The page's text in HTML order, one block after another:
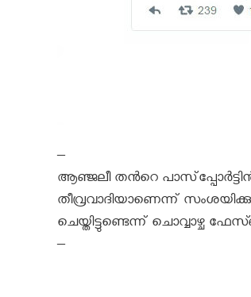
–
ആഞ്ജലീ തന്‍റെ
തീവ്രവാദിയാണെന്ന്‍
ചെയ്തിട്ടുണ്ടെന്ന് ചൊവ്വാഴ്ച
–